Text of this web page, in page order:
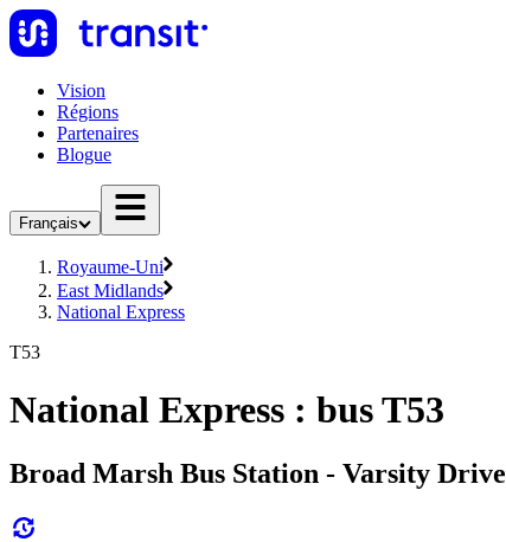
Vision
Régions
Partenaires
Blogue
Français
Royaume-Uni
East Midlands
National Express
T53
National Express : bus T53
Broad Marsh Bus Station - Varsity Drive